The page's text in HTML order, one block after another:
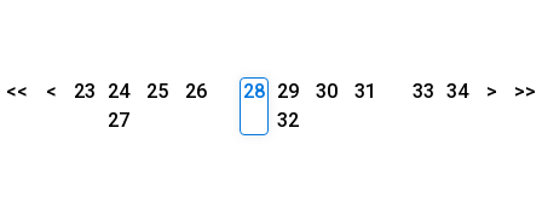
<< < 23 24 25
26
27
28 29 30
31
32
33 34 > >>